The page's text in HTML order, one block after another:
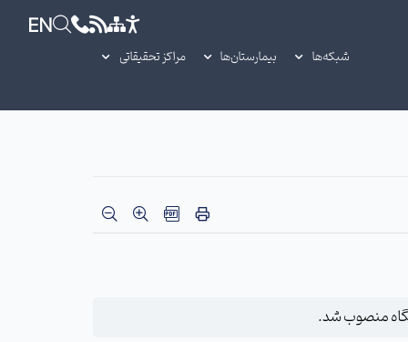
EN
شبکه‌ها بیمارستان‌ها مراکز تحقیقاتی
منصوب شد.